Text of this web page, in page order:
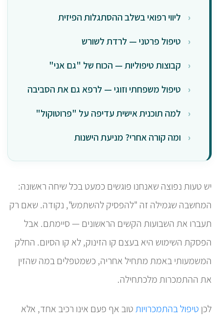
ליווי רפואי בשלב ההסתגלות הפיזית
טיפול פרטני — לרדת לשורש
קבוצות טיפוליות — הכוח של "גם אני"
טיפול משפחתי וזוגי — לרפא גם את הסביבה
למה תוכנית אישית עדיפה על "פרוטוקול"
ומה קורה אחרי? מניעת הישנות
יש טעות נפוצה שאנחנו פוגשים כמעט בכל שיחה ראשונה:
המחשבה שגמילה זה "להפסיק להשתמש", נקודה. שאם רק
תעברו את השבועות הקשים הראשונים — סיימתם. אבל
הפסקת השימוש היא בעצם קו הזינוק, לא קו הסיום. החלק
המשמעותי באמת מתחיל אחריה, כשמטפלים במה שהזין
את ההתמכרות מלכתחילה.
לכן טיפול בהתמכרויותטוב אף פעם אינו רכיב אחד, אלא